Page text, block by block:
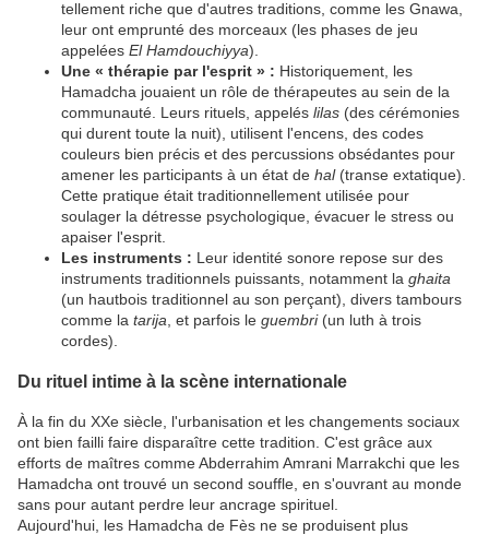
tellement riche que d'autres traditions, comme les Gnawa,
leur ont emprunté des morceaux (les phases de jeu
appelées El Hamdouchiyya).
Une « thérapie par l'esprit » : Historiquement, les
Hamadcha jouaient un rôle de thérapeutes au sein de la
communauté. Leurs rituels, appelés lilas (des cérémonies
qui durent toute la nuit), utilisent l'encens, des codes
couleurs bien précis et des percussions obsédantes pour
amener les participants à un état de hal(transe extatique).
Cette pratique était traditionnellement utilisée pour
soulager la détresse psychologique, évacuer le stress ou
apaiser l'esprit.
Les instruments : Leur identité sonore repose sur des
instruments traditionnels puissants, notamment la ghaita
(un hautbois traditionnel au son perçant), divers tambours
comme la tarija , et parfois le guembri(un luth à trois
cordes).
​Du rituel intime à la scène internationale
​À la fin du XXe siècle, l'urbanisation et les changements sociaux
ont bien failli faire disparaître cette tradition. C'est grâce aux
efforts de maîtres comme Abderrahim Amrani Marrakchi que les
Hamadcha ont trouvé un second souffle, en s'ouvrant au monde
sans pour autant perdre leur ancrage spirituel.
​Aujourd'hui, les Hamadcha de Fès ne se produisent plus